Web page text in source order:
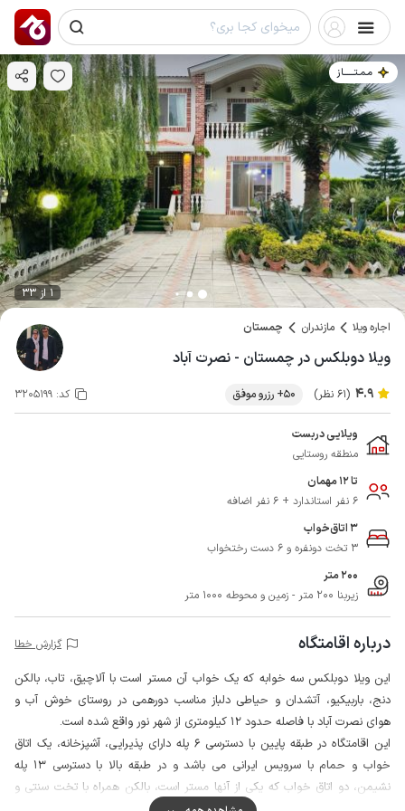
مـمـتــــــاز
1 از 33
اجاره ویلا مازندران چمستان
ویلا دوبلکس در چمستان - نصرت آباد
4.9 (61 نظر) 50+ رزرو موفق کد: 3205199
ویلایی دربست
منطقه روستایی
تا 12 مهمان
6 نفر استاندارد + 6 نفر اضافه
3 اتاق‌خواب
3 تخت دونفره و 6 دست رختخواب
200 متر
زیربنا 200 متر - زمین و محوطه 1000 متر
درباره اقامتگاه گزارش خطا
این ویلا دوبلکس سه خوابه که یک خواب آن مستر است با آلاچیق، تاب، بالکن
دنج، باربیکیو، آتشدان و حیاطی دلباز مناسب دورهمی در روستای خوش آب و
هوای نصرت آباد با فاصله حدود 12 کیلومتری از شهر نور واقع شده است.
این اقامتگاه در طبقه پایین با دسترسی 6 پله دارای پذیرایی، آشپزخانه، یک اتاق
خواب و حمام با سرویس ایرانی می باشد و در طبقه بالا با دسترسی 13 پله
نشیمن، دو اتاق خواب که یکی از آنها مستر است، بالکن همراه با تخت سنتی و